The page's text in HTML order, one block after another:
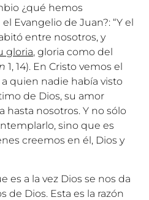
¿qué hemos
Evangelio de Juan?: “Y el
entre nosotros, y
gloria, gloria como del
1, 14). En Cristo vemos el
quien nadie había visto
de Dios, su amor
nosotros. Y no sólo
sino que es
creemos en él, Dios y
es a la vez Dios se nos da
de Dios. Esta es la razón